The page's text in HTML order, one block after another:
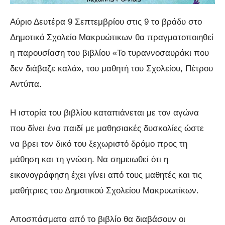
Αύριο Δευτέρα 9 Σεπτεμβρίου στις 9 το βράδυ στο
Δημοτικό Σχολείο Μακρυώτικων θα πραγματοποιηθεί
η παρουσίαση του βιβλίου «Το τυραννοσαυράκι που
δεν διάβαζε καλά», του μαθητή του Σχολείου, Πέτρου
Αντύπα.
Η ιστορία του βιβλίου καταπιάνεται με τον αγώνα
που δίνει ένα παιδί με μαθησιακές δυσκολίες ώστε
να βρει τον δικό του ξεχωριστό δρόμο προς τη
μάθηση και τη γνώση. Να σημειωθεί ότι η
εικονογράφηση έχει γίνει από τους μαθητές και τις
μαθήτριες του Δημοτικού Σχολείου Μακρυωτίκων.
Αποσπάσματα από το βιβλίο θα διαβάσουν οι